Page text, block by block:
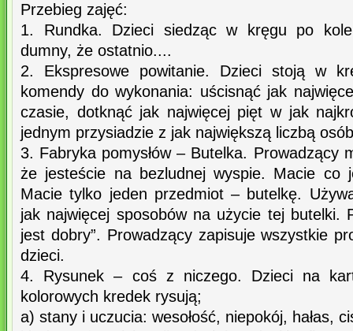
Przebieg zajęć:
1. Rundka. Dzieci siedząc w kręgu po
dumny, że ostatnio....
2. Ekspresowe powitanie. Dzieci stoją w
komendy do wykonania: uścisnąć jak
czasie, dotknąć jak najwięcej pięt w jak
jednym przysiadzie z jak największą liczbą
3. Fabryka pomysłów – Butelka. Prowadzący
że jesteście na bezludnej wyspie. Macie co
Macie tylko jeden przedmiot – butelkę.
jak najwięcej sposobów na użycie tej butelki.
jest dobry”. Prowadzący zapisuje wszystkie
dzieci.
4. Rysunek – coś z niczego. Dzieci na
kolorowych kredek rysują;
a) stany i uczucia: wesołość, niepokój, hałas,